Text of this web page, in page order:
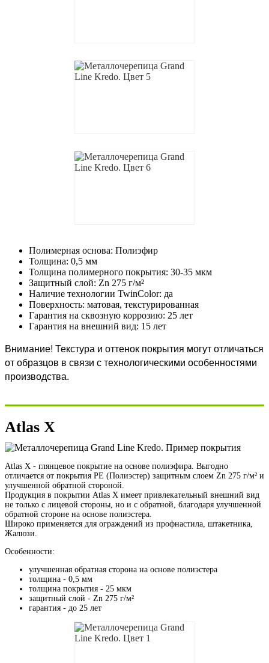
Полимерная основа: Полиэфир
Толщина: 0,5 мм
Толщина полимерного покрытия: 30-35 мкм
Защитный слой: Zn 275 г/м²
Наличие технологии TwinColor: да
Поверхность: матовая, текстурированная
Гарантия на сквозную коррозию: 25 лет
Гарантия на внешний вид: 15 лет
Внимание! Текстура и оттенок покрытия могут отличаться
от образцов в связи с технологическими особенностями
производства.
Atlas X
Atlas X - глянцевое покрытие на основе полиэфира. Выгодно
отличается от покрытия PE (Полиэстер) защитным слоем Zn 275 г/м² и
улучшенной обратной стороной.
Продукция в покрытии Atlas X имеет привлекательный внешний вид
не только с лицевой стороны, но и с обратной, благодаря улучшенной
обратной стороне на основе полиэстера.
Широко применяется для ограждений из профнастила, штакетника,
Жалюзи.
Особенности:
улучшенная обратная сторона на основе полиэстера
толщина - 0,5 мм
толщина покрытия - 25 мкм
защитный слой - Zn 275 г/м²
гарантия - до 25 лет